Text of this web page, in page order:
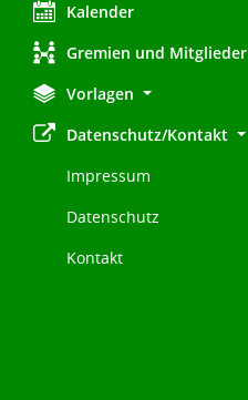
Kalender
Gremien und Mitglieder
Vorlagen
Datenschutz/Kontakt
Impressum
Datenschutz
Kontakt